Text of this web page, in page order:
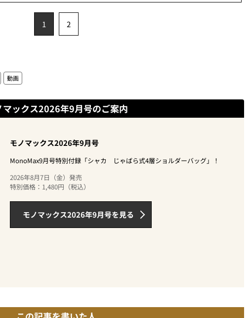
1 2
動画
マックス2026年9月号のご案内
モノマックス2026年9月号
MonoMax9月号特別付録「シャカ じゃばら式4層ショルダーバッグ」！
2026年8月7日（金）発売
特別価格：1,480円（税込）
モノマックス2026年9月号を見る